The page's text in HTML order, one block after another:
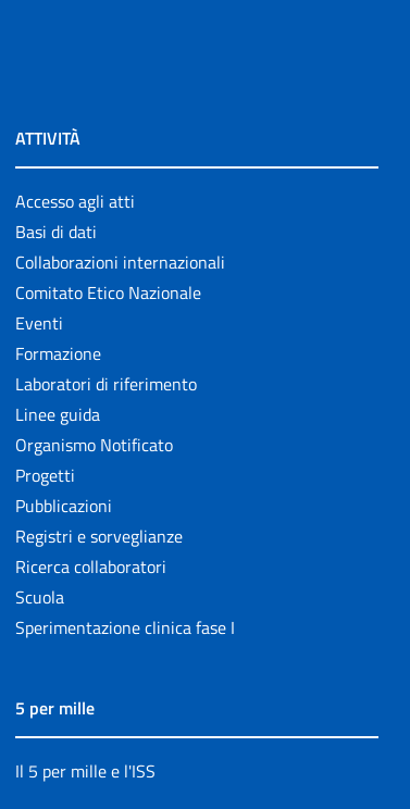
ATTIVITÀ
Accesso agli atti
Basi di dati
Collaborazioni internazionali
Comitato Etico Nazionale
Eventi
Formazione
Laboratori di riferimento
Linee guida
Organismo Notificato
Progetti
Pubblicazioni
Registri e sorveglianze
Ricerca collaboratori
Scuola
Sperimentazione clinica fase I
5 per mille
Il 5 per mille e l'ISS